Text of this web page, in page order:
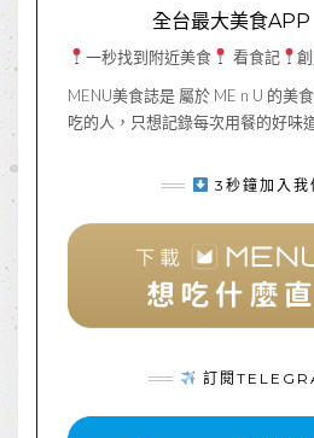
全台最大美食APP
一秒找到附近美食 看食記
MENU美食誌是 屬於 ME n U 的美
吃的人，只想記錄每次用餐的好味
3秒鐘加入我
訂閱